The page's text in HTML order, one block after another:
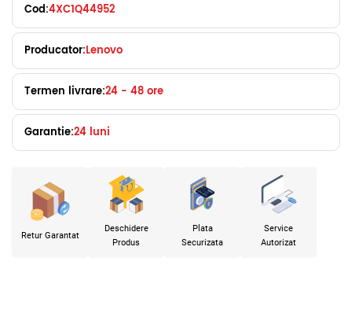
Cod:4XC1Q44952
Producator:Lenovo
Termen livrare:24 - 48 ore
Garantie:24 luni
Retur Garantat
Deschidere
Produs
Plata
Securizata
Service
Autorizat